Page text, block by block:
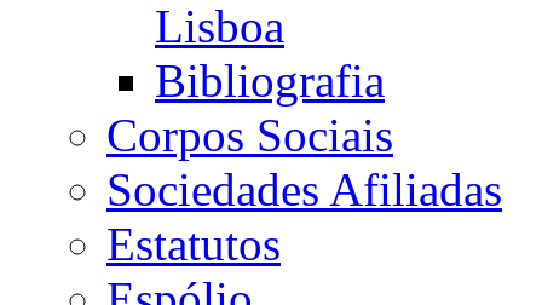
Lisboa
Bibliografia
Corpos Sociais
Sociedades Afiliadas
Estatutos